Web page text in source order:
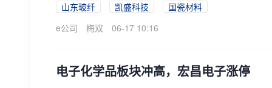
山东玻纤 凯盛科技
国瓷材料
e公司
梅双 06-17 10:16
电子化学品板块冲高，宏昌电子涨停